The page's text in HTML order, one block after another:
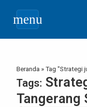
menu
Beranda »Tag "Strategi
Tags:
Tangerang